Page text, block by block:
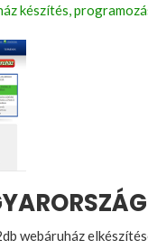
készítés,
webáruház